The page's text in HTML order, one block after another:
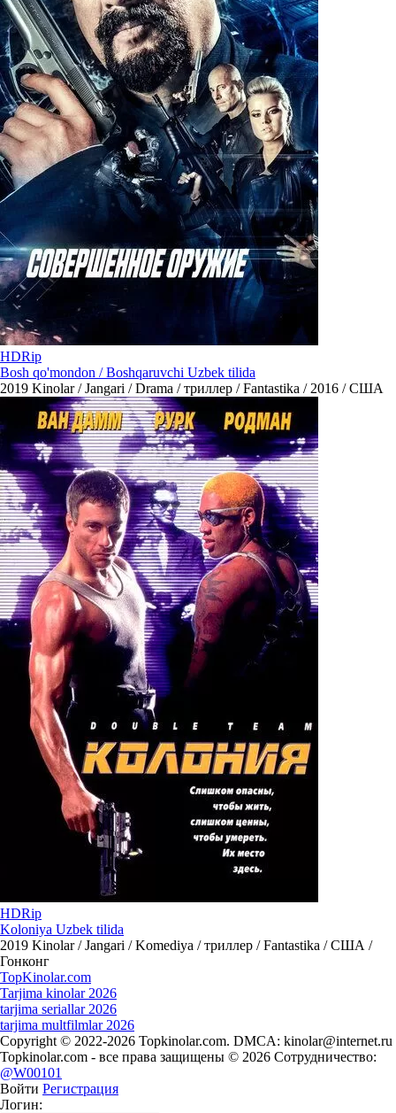
HDRip
Bosh qo'mondon / Boshqaruvchi Uzbek tilida
2019 Kinolar / Jangari / Drama / триллер / Fantastika / 2016 / США
HDRip
Koloniya Uzbek tilida
2019 Kinolar / Jangari / Komediya / триллер / Fantastika / США /
Гонконг
TopKinolar.com
Tarjima kinolar 2026
tarjima seriallar 2026
tarjima multfilmlar 2026
Copyright © 2022-2026 Topkinolar.com. DMCA: kinolar@internet.ru
Topkinolar.com - все права защищены © 2026 Сотрудничество:
@W00101
Войти Регистрация
Логин: